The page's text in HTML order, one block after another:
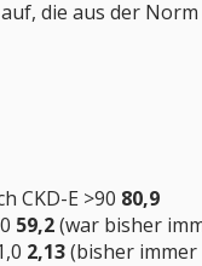
die aus der
CKD-E >90 80,9
59,2(war bisher
2,13(bisher immer